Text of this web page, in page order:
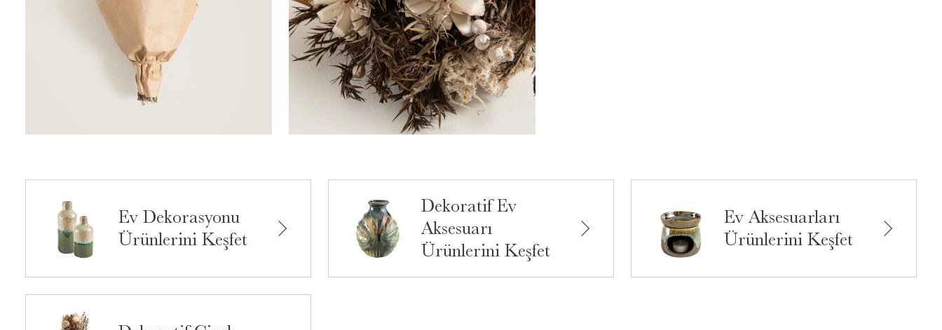
Ev Dekorasyonu
Ürünlerini Keşfet
Dekoratif Ev
Aksesuarı
Ürünlerini Keşfet
Ev Aksesuarları
Ürünlerini Keşfet